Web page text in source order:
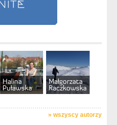
Halina
Puławska
Małgorzata
Raczkowska
» wszyscy autorzy